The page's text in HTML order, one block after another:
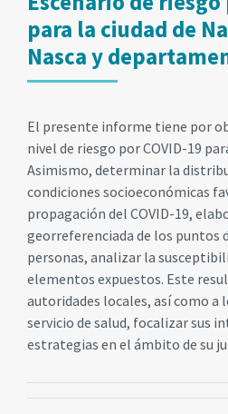
para la ciudad de
Nasca y
El presente informe tiene por
nivel de riesgo por COVID-19
Asimismo, determinar la
condiciones socioeconómicas
propagación del COVID-19,
georreferenciada de los puntos
personas, analizar la
elementos expuestos. Este
autoridades locales, así como a
servicio de salud, focalizar sus
estrategias en el ámbito de su